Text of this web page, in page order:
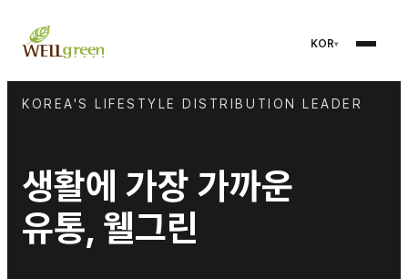
KOR
KOREA'S LIFESTYLE DISTRIBUTION LEADER
생활에 가장 가까운
유통, 웰그린